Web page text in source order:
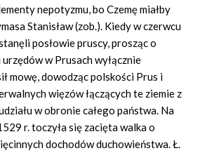
nepotyzmu, bo Czemę miałby
Stanisław (zob.). Kiedy w czerwcu
posłowie pruscy, prosząc o
w Prusach wyłącznie
mowę, dowodząc polskości Prus i
więzów łączących te ziemie z
w obronie całego państwa. Na
r. toczyła się zacięta walka o
dochodów duchowieństwa. Ł.